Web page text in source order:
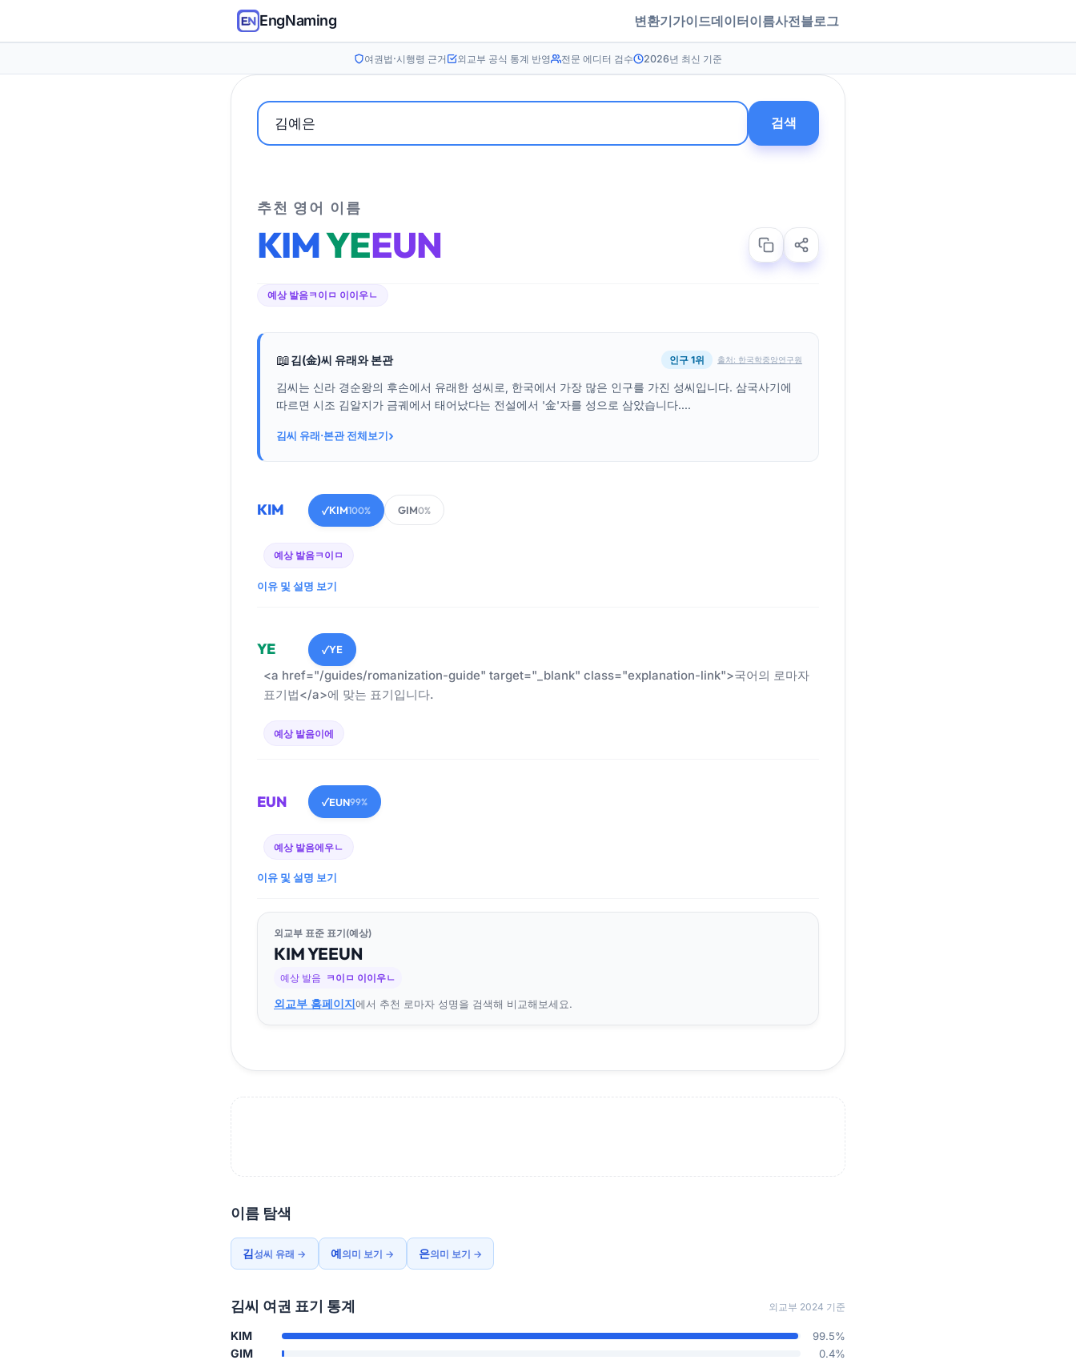
EngNaming 변환기가이드데이터이름사전블로그
여권법·시행령 근거 외교부 공식 통계 반영 전문 에디터 검수 2026년 최신 기준
검색
추천 영어 이름
KIMYEEUN
예상 발음ㅋ이ㅁ 이이우ㄴ
📖김(金)씨 유래와 본관 인구 1위 출처: 한국학중앙연구원
김씨는 신라 경순왕의 후손에서 유래한 성씨로, 한국에서 가장 많은 인구를 가진 성씨입니다. 삼국사기에
따르면 시조 김알지가 금궤에서 태어났다는 전설에서 '金'자를 성으로 삼았습니다....
김씨 유래·본관 전체보기›
KIM ✓KIM100% GIM0%
예상 발음ㅋ이ㅁ
이유 및 설명 보기
YE ✓YE
<a href="/guides/romanization-guide" target="_blank" class="explanation-link">국어의 로마자
표기법</a>에 맞는 표기입니다.
예상 발음이에
EUN ✓EUN99%
예상 발음에우ㄴ
이유 및 설명 보기
외교부 표준 표기(예상)
KIMYEEUN
예상 발음 ㅋ이ㅁ 이이우ㄴ
외교부 홈페이지에서 추천 로마자 성명을 검색해 비교해보세요.
이름 탐색
김성씨 유래 → 예의미 보기 → 은의미 보기 →
김씨 여권 표기 통계 외교부 2024 기준
KIM 99.5%
GIM 0.4%